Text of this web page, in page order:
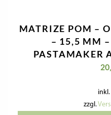
MATRIZE POM –
– 15,5 MM
PASTAMAKER
zzgl.